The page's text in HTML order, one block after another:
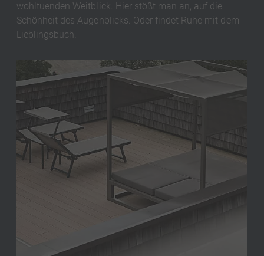
wohltuenden Weitblick. Hier stößt man an, auf die
Schönheit des Augenblicks. Oder findet Ruhe mit dem
Lieblingsbuch.